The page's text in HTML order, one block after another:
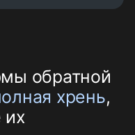
обратной
хрень,
их